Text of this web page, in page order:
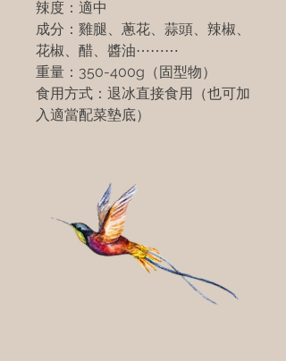
辣度：適中
成分：雞腿、蔥花、蒜頭、辣椒、
花椒、醋、醬油⋯⋯⋯
重量：350-400g（固型物）
食用方式：退冰直接食用（也可加
入適當配菜墊底）